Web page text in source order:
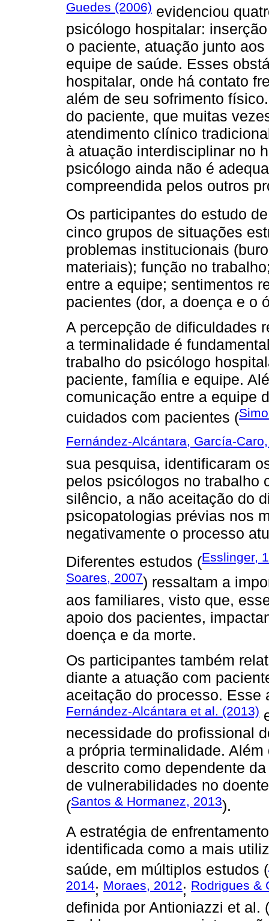
Guedes (2006) evidenciou
psicólogo hospitalar:
o paciente, atuação junto
equipe de saúde. Esses
hospitalar, onde há contato
além de seu sofrimento
do paciente, que muitas
atendimento clínico
à atuação interdisciplinar no
psicólogo ainda não é
compreendida pelos outros
Os participantes do estudo
cinco grupos de situações
problemas institucionais
materiais); função no
entre a equipe; sentimentos
pacientes (dor, a doença e o
A percepção de dificuldades
a terminalidade é
trabalho do psicólogo
paciente, família e equipe.
comunicação entre a equipe
cuidados com pacientes (
Fernández-Alcántara, García-
sua pesquisa, identificaram
pelos psicólogos no trabalho
silêncio, a não aceitação do
psicopatologias prévias nos
negativamente o processo
Diferentes estudos (Esslinger,
Soares, 2007) ressaltam a
aos familiares, visto que,
apoio dos pacientes,
doença e da morte.
Os participantes também
diante a atuação com
aceitação do processo. Esse
Fernández-Alcántara et al. (2013)
necessidade do profissional
a própria terminalidade.
descrito como dependente
de vulnerabilidades no
(Santos & Hormanez, 2013).
A estratégia de
identificada como a mais
saúde, em múltiplos estudos (
2014; Moraes, 2012; Rodrigues &
definida por Antioniazzi et al.